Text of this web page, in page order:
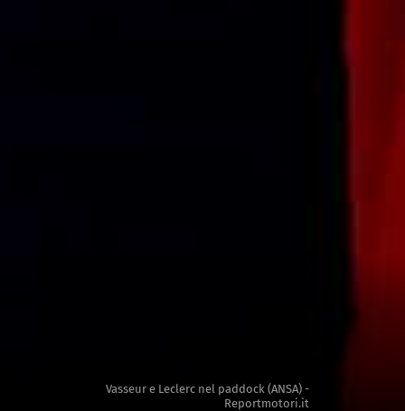
Vasseur e Leclerc nel paddock (ANSA) -
Reportmotori.it